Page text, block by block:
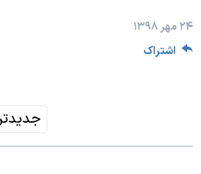
۲۴ مهر ۱۳۹۸
اشتراک